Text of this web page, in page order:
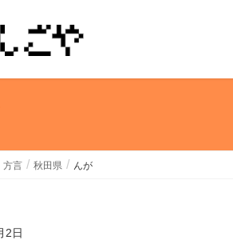
方言 秋田県 んが
2日